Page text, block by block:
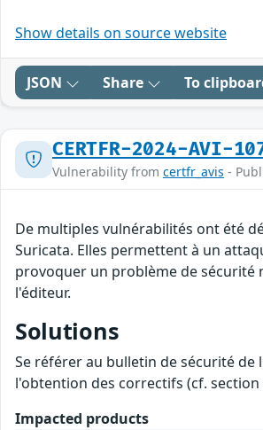
Show details on source website
JSON Share To
CERTFR-2024-AVI-
Vulnerability from certfr_avis -
De multiples vulnérabilités ont été
Suricata. Elles permettent à un
provoquer un problème de sécurité
l'éditeur.
Solutions
Se référer au bulletin de sécurité de
l'obtention des correctifs (cf.
Impacted products